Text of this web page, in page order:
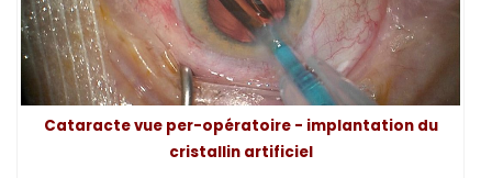
Cataracte vue per-opératoire - implantation du
cristallin artificiel